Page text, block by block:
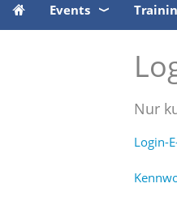
Events
Nur
Login-